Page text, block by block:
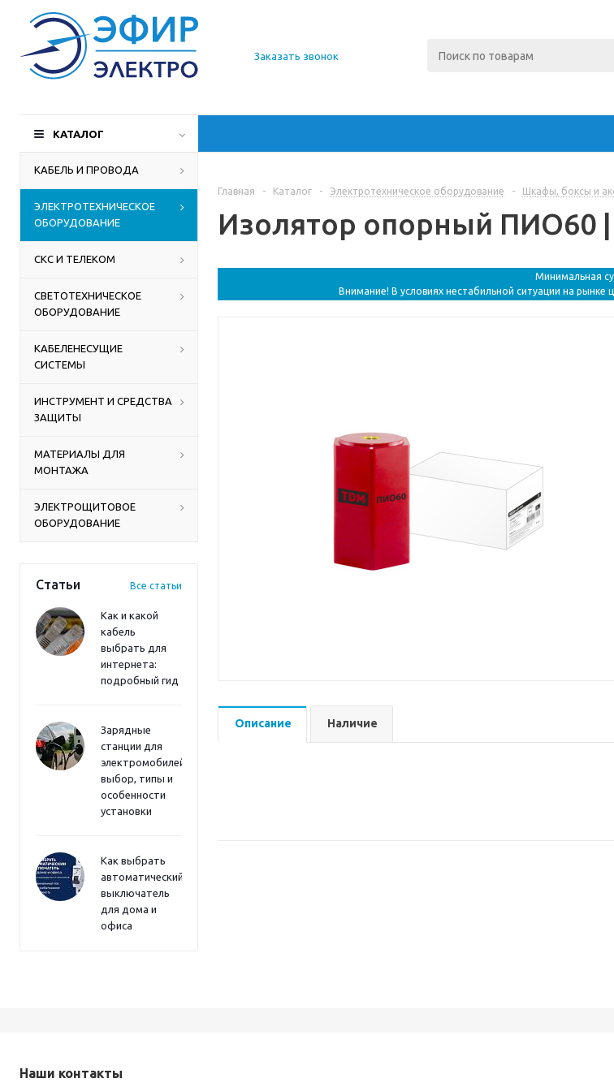
О компании
Доставка
Производители
Контакты
Заказать звонок
КАТАЛОГ
КАБЕЛЬ И ПРОВОДА
ЭЛЕКТРОТЕХНИЧЕСКОЕ
ОБОРУДОВАНИЕ
СКС И ТЕЛЕКОМ
СВЕТОТЕХНИЧЕСКОЕ
ОБОРУДОВАНИЕ
КАБЕЛЕНЕСУЩИЕ
СИСТЕМЫ
ИНСТРУМЕНТ И СРЕДСТВА
ЗАЩИТЫ
МАТЕРИАЛЫ ДЛЯ
МОНТАЖА
ЭЛЕКТРОЩИТОВОЕ
ОБОРУДОВАНИЕ
Статьи Все статьи
Как и какой
кабель
выбрать для
интернета:
подробный гид
Зарядные
станции для
электромобилей:
выбор, типы и
особенности
установки
Как выбрать
автоматический
выключатель
для дома и
офиса
Главная - Каталог - Электротехническое оборудование - Шкафы, боксы и
Изолятор опорный ПИО60 |
Минимальная
Внимание! В условиях нестабильной ситуации на
Описание Наличие
Наши контакты